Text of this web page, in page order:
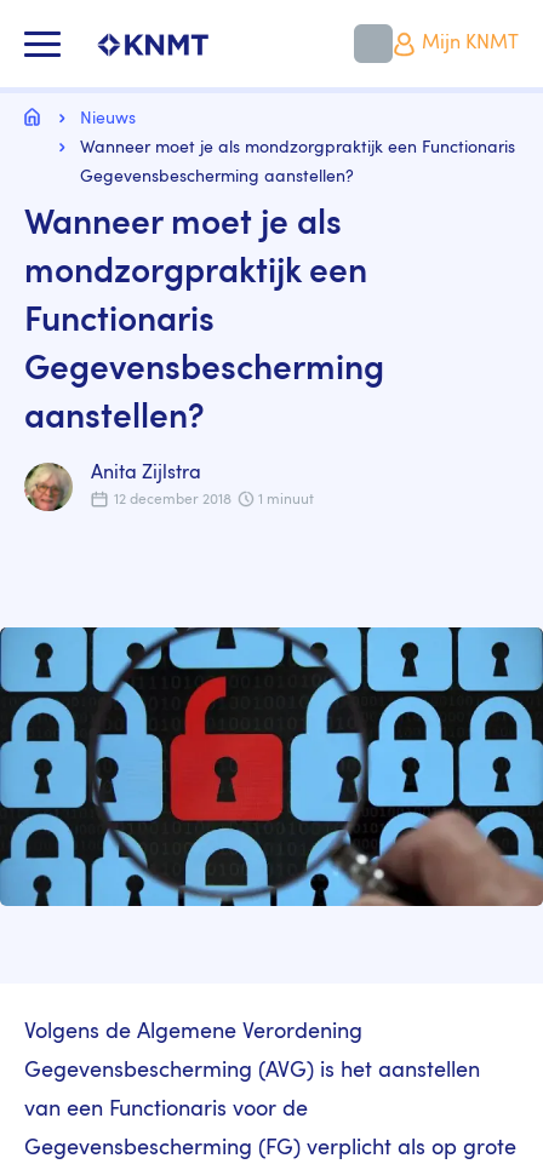
naar
gaan
Mijn KNMT
Kruimelpad
HomeNieuws
Wanneer moet je als mondzorgpraktijk een Functionaris
Gegevensbescherming aanstellen?
Wanneer moet je als
mondzorgpraktijk een
Functionaris
Gegevensbescherming
aanstellen?
Anita Zijlstra
12 december 2018 1 minuut
Image
Volgens de Algemene Verordening
Gegevensbescherming (AVG) is het aanstellen
van een Functionaris voor de
Gegevensbescherming (FG) verplicht als op grote